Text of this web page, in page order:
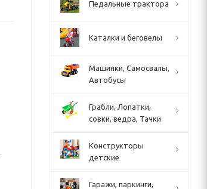
Педальные трактора
Каталки и беговелы
Машинки, Самосвалы,
Автобусы
Грабли, Лопатки,
совки, ведра, Тачки
Конструкторы
детские
Гаражи, паркинги,